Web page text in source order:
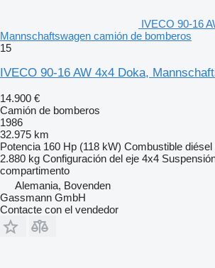
IVECO 90-16
Mannschaftswagen camión de bomberos
15
IVECO 90-16 AW 4x4 Doka,
14.900 €
Camión de bomberos
1986
32.975 km
Potencia 160 Hp (118 kW) Combustible diésel
2.880 kg Configuración del eje 4x4
compartimento
Alemania, Bovenden
Gassmann GmbH
Contacte con el vendedor